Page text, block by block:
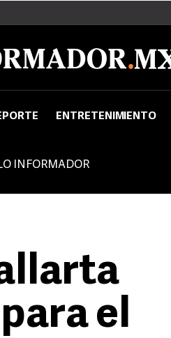
ENTRETENIMIENTO
INFORMADOR
el